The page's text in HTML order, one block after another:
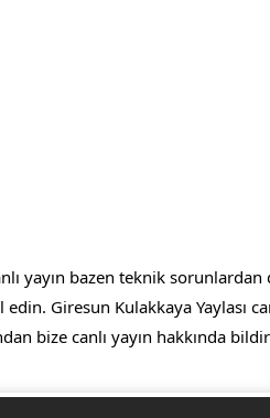
yayın bazen teknik
Giresun Kulakkaya Yaylası
bize canlı yayın hakkında